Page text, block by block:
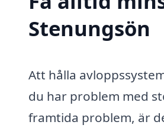
Stenungsön
Att hålla
du har problem med
framtida problem, är